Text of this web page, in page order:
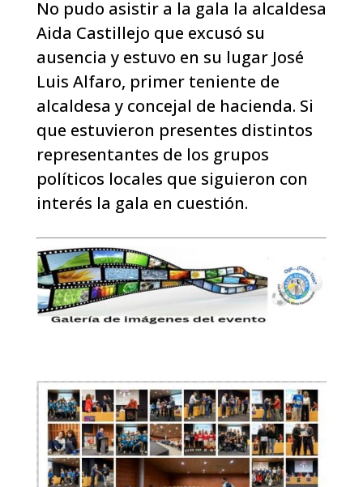
No pudo asistir a la gala la alcaldesa
Aida Castillejo que excusó su
ausencia y estuvo en su lugar José
Luis Alfaro, primer teniente de
alcaldesa y concejal de hacienda. Si
que estuvieron presentes distintos
representantes de los grupos
políticos locales que siguieron con
interés la gala en cuestión.